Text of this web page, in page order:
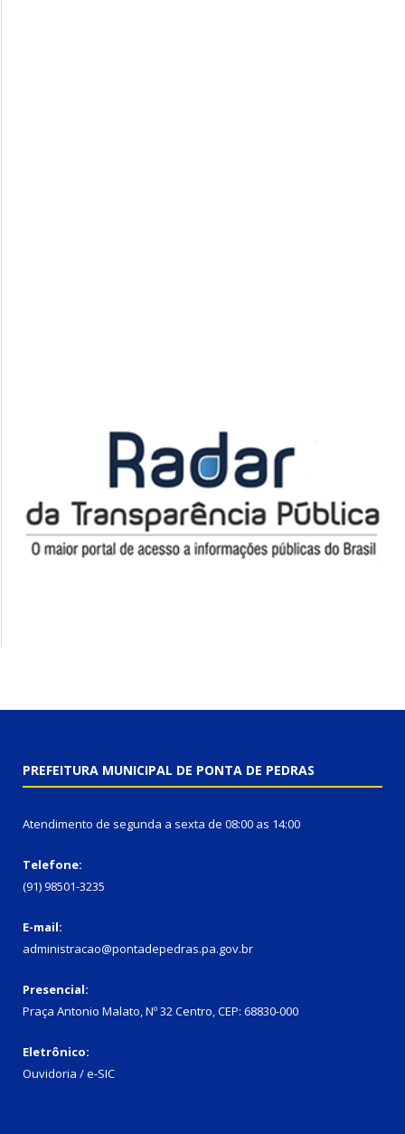
PREFEITURA MUNICIPAL DE PONTA DE PEDRAS
Atendimento de segunda a sexta de 08:00 as 14:00
Telefone:
(91) 98501-3235
E-mail:
administracao@pontadepedras.pa.gov.br
Presencial:
Praça Antonio Malato, Nº 32 Centro, CEP: 68830-000
Eletrônico:
Ouvidoria / e-SIC